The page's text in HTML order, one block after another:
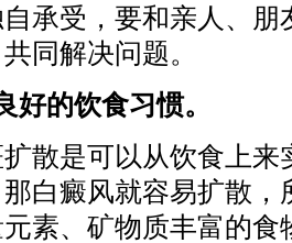
承受，要和亲人、朋
同解决问题。
的饮食习惯。
是可以从饮食上来
白癜风就容易扩散，
素、矿物质丰富的食